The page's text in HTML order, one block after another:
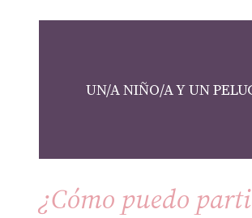
UN/A NIÑO/A Y UN
¿Cómo puedo